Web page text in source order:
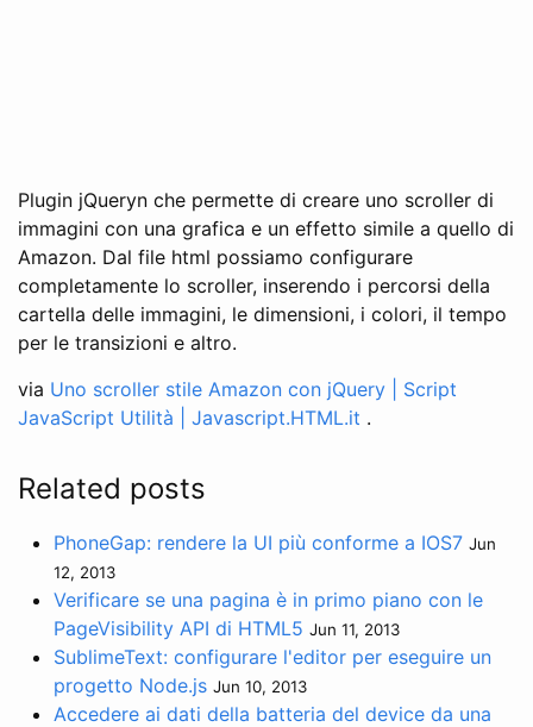
Plugin jQueryn che permette di creare uno scroller di
immagini con una grafica e un effetto simile a quello di
Amazon. Dal file html possiamo configurare
completamente lo scroller, inserendo i percorsi della
cartella delle immagini, le dimensioni, i colori, il tempo
per le transizioni e altro.
via Uno scroller stile Amazon con jQuery | Script
JavaScript Utilità | Javascript.HTML.it .
Related posts
PhoneGap: rendere la UI più conforme a IOS7 Jun
12, 2013
Verificare se una pagina è in primo piano con le
PageVisibility API di HTML5 Jun 11, 2013
SublimeText: configurare l'editor per eseguire un
progetto Node.js Jun 10, 2013
Accedere ai dati della batteria del device da una